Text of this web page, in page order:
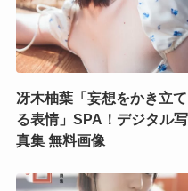
冴木柚葉「妄想をかき立て
る表情」SPA！デジタル写
真集 無料画像